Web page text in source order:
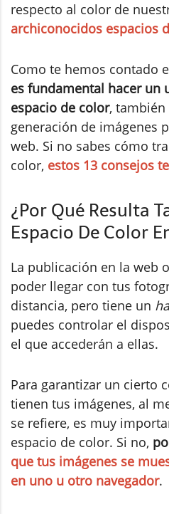
respecto al color de
archiconocidos espacios
Como te hemos contado
es fundamental hacer un
espacio de color, también
generación de imágenes
web. Si no sabes cómo
color, estos 13 consejos
¿Por Qué Resulta
Espacio De Color
La publicación en la web
poder llegar con tus
distancia, pero tiene un
puedes controlar el
el que accederán a ellas.
Para garantizar un cierto
tienen tus imágenes, al
se refiere, es muy
espacio de color. Si no,
que tus imágenes se
en uno u otro navegador.